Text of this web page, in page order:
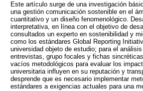
Este artículo surge de una investigación
una gestión comunicación sostenible en el
cuantitativo y un diseño fenomenológico.
interpretativa, en línea con el objetivo de
consultados un experto en sostenibilidad y
como los estándares Global Reporting
universidad objeto de estudio; para el
entrevistas, grupo focales y fichas
vacíos metodológicos para evaluar los
universitaria influyen en su reputación y
desprende que es necesario implementar
estándares a exigencias actuales para una